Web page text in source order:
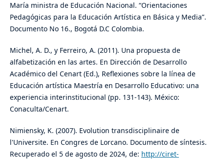
María ministra de Educación Nacional. “Orientaciones
Pedagógicas para la Educación Artística en Básica y Media”.
Documento No 16., Bogotá D.C Colombia.
Michel, A. D., y Ferreiro, A. (2011). Una propuesta de
alfabetización en las artes. En Dirección de Desarrollo
Académico del Cenart (Ed.), Reflexiones sobre la línea de
Educación artística Maestría en Desarrollo Educativo: una
experiencia interinstitucional (pp. 131-143). México:
Conaculta/Cenart.
Nimiensky, K. (2007). Evolution transdisciplinaire de
l'Universite. En Congres de Lorcano. Documento de síntesis.
Recuperado el 5 de agosto de 2024, de: http://ciret-